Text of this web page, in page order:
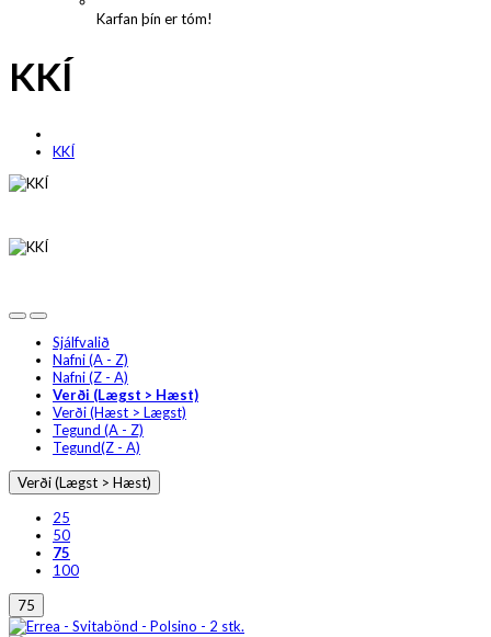
Karfan þín er tóm!
KKÍ
KKÍ
Sjálfvalið
Nafni (A - Z)
Nafni (Z - A)
Verði (Lægst > Hæst)
Verði (Hæst > Lægst)
Tegund (A - Z)
Tegund(Z - A)
Verði (Lægst > Hæst)
25
50
75
100
75